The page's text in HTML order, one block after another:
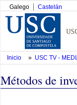
Galego Castelán
Inicio » USC TV -
Métodos de